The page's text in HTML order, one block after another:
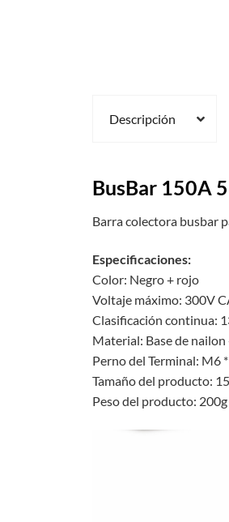
Descripción
BusBar 150A
Barra colectora busbar
Especificaciones:
Color: Negro + rojo
Voltaje máximo: 300V
Clasificación continua:
Material: Base de nailon
Perno del Terminal: M6
Tamaño del producto:
Peso del producto: 200g